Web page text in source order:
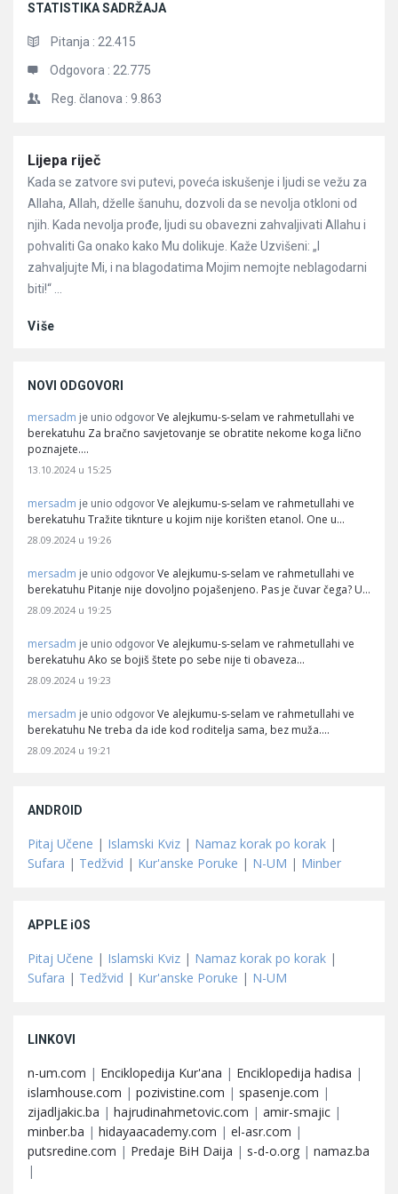
STATISTIKA SADRŽAJA
Pitanja : 22.415
Odgovora : 22.775
Reg. članova : 9.863
Članci
Lijepa riječ
Kada se zatvore svi putevi, poveća iskušenje i ljudi se vežu za
Allaha, Allah, dželle šanuhu, dozvoli da se nevolja otkloni od
njih. Kada nevolja prođe, ljudi su obavezni zahvaljivati Allahu i
pohvaliti Ga onako kako Mu dolikuje. Kaže Uzvišeni: „I
zahvaljujte Mi, i na blagodatima Mojim nemojte neblagodarni
biti!“ ...
Više
NOVI ODGOVORI
mersadm je unio odgovor Ve alejkumu-s-selam ve rahmetullahi ve
berekatuhu Za bračno savjetovanje se obratite nekome koga lično
poznajete.…
13.10.2024 u 15:25
mersadm je unio odgovor Ve alejkumu-s-selam ve rahmetullahi ve
berekatuhu Tražite tiknture u kojim nije korišten etanol. One u…
28.09.2024 u 19:26
mersadm je unio odgovor Ve alejkumu-s-selam ve rahmetullahi ve
berekatuhu Pitanje nije dovoljno pojašenjeno. Pas je čuvar čega? U…
28.09.2024 u 19:25
mersadm je unio odgovor Ve alejkumu-s-selam ve rahmetullahi ve
berekatuhu Ako se bojiš štete po sebe nije ti obaveza…
28.09.2024 u 19:23
mersadm je unio odgovor Ve alejkumu-s-selam ve rahmetullahi ve
berekatuhu Ne treba da ide kod roditelja sama, bez muža.…
28.09.2024 u 19:21
ANDROID
Pitaj Učene | Islamski Kviz | Namaz korak po korak |
Sufara | Tedžvid | Kur'anske Poruke | N-UM | Minber
APPLE iOS
Pitaj Učene | Islamski Kviz | Namaz korak po korak |
Sufara | Tedžvid | Kur'anske Poruke | N-UM
LINKOVI
n-um.com | Enciklopedija Kur'ana | Enciklopedija hadisa |
islamhouse.com | pozivistine.com | spasenje.com |
zijadljakic.ba | hajrudinahmetovic.com | amir-smajic |
minber.ba | hidayaacademy.com | el-asr.com |
putsredine.com | Predaje BiH Daija | s-d-o.org | namaz.ba
|